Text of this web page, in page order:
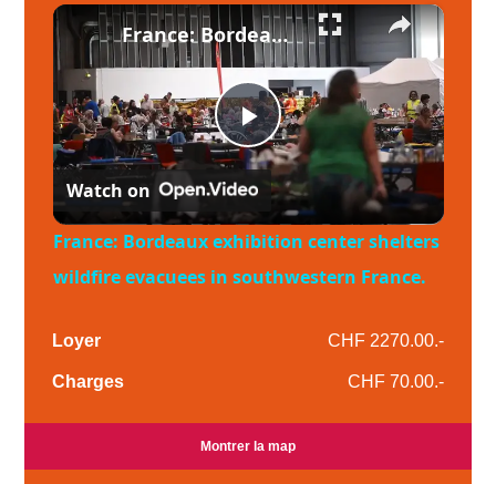
Fullscreen ×
Play
Video
France: Bordeaux exhibition center shelters wildfire evacuees in southwestern France.
Watch on
France: Bordeaux exhibition center shelters
wildfire evacuees in southwestern France.
Loyer CHF 2270.00.-
Charges CHF 70.00.-
Montrer la map